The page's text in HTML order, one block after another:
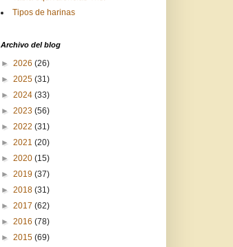
Tipos de harinas
Archivo del blog
► 2026 (26)
► 2025 (31)
► 2024 (33)
► 2023 (56)
► 2022 (31)
► 2021 (20)
► 2020 (15)
► 2019 (37)
► 2018 (31)
► 2017 (62)
► 2016 (78)
► 2015 (69)